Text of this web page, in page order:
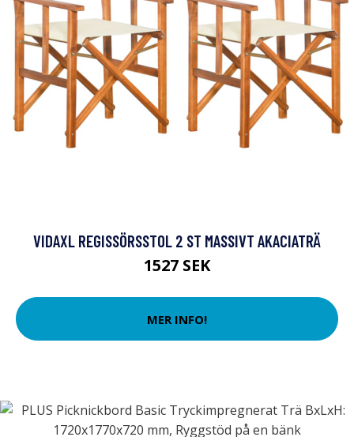
VIDAXL REGISSÖRSSTOL 2 ST MASSIVT AKACIATRÄ
1527 SEK
MER INFO!